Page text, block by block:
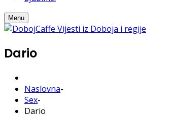
Menu
Dario
Naslovna-
Sex-
Dario